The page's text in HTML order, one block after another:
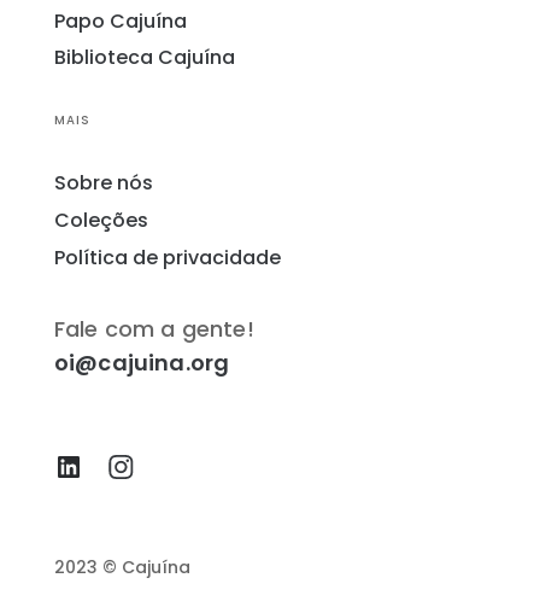
Papo Cajuína
Biblioteca Cajuína
MAIS
Sobre nós
Coleções
Política de privacidade
Fale com a gente!
oi@cajuina.org
2023 © Cajuína